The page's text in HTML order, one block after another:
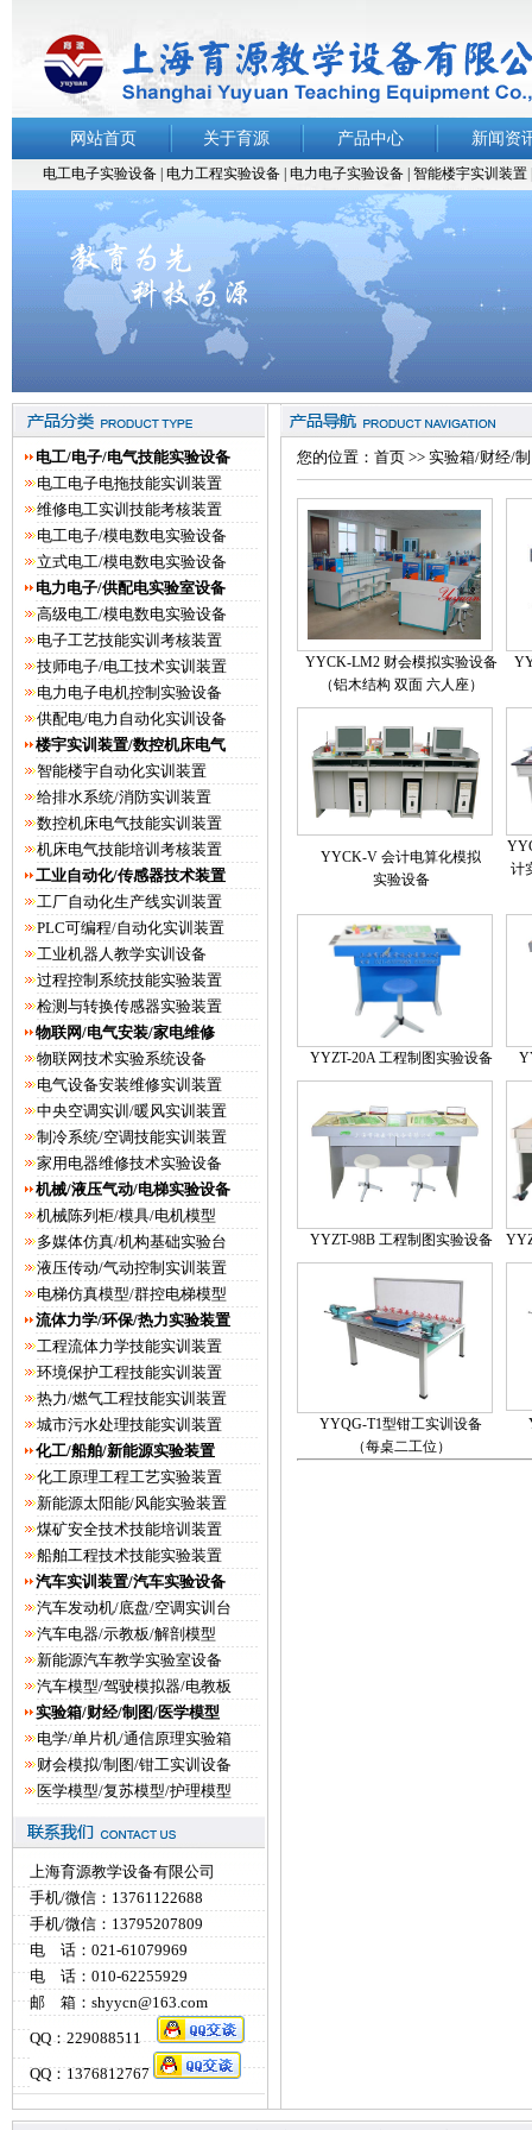
网站首页 关于育源 产品中心 新闻资
电工电子实验设备| 电力工程实验设备 电力电子实验设备 | 智能楼宇实训装置
电工/电子/电气技能实验设备
电工电子电拖技能实训装置
维修电工实训技能考核装置
电工电子/模电数电实验设备
立式电工/模电数电实验设备
电力电子/供配电实验室设备
高级电工/模电数电实验设备
电子工艺技能实训考核装置
技师电子/电工技术实训装置
电力电子电机控制实验设备
供配电/电力自动化实训设备
楼宇实训装置/数控机床电气
智能楼宇自动化实训装置
给排水系统/消防实训装置
数控机床电气技能实训装置
机床电气技能培训考核装置
工业自动化/传感器技术装置
工厂自动化生产线实训装置
PLC可编程/自动化实训装置
工业机器人教学实训设备
过程控制系统技能实验装置
检测与转换传感器实验装置
物联网/电气安装/家电维修
物联网技术实验系统设备
电气设备安装维修实训装置
中央空调实训/暖风实训装置
制冷系统/空调技能实训装置
家用电器维修技术实验设备
机械/液压气动/电梯实验设备
机械陈列柜/模具/电机模型
多媒体仿真/机构基础实验台
液压传动/气动控制实训装置
电梯仿真模型/群控电梯模型
流体力学/环保/热力实验装置
工程流体力学技能实训装置
环境保护工程技能实训装置
热力/燃气工程技能实训装置
城市污水处理技能实训装置
化工/船舶/新能源实验装置
化工原理工程工艺实验装置
新能源太阳能/风能实验装置
煤矿安全技术技能培训装置
船舶工程技术技能实验装置
汽车实训装置/汽车实验设备
汽车发动机/底盘/空调实训台
汽车电器/示教板/解剖模型
新能源汽车教学实验室设备
汽车模型/驾驶模拟器/电教板
实验箱/财经/制图/医学模型
电学/单片机/通信原理实验箱
财会模拟/制图/钳工实训设备
医学模型/复苏模型/护理模型
上海育源教学设备有限公司
手机/微信：13761122688
手机/微信：13795207809
电 话：021-61079969
电 话：010-62255929
邮 箱：shyycn@163.com
QQ：229088511
QQ：1376812767
您的位置： 首页>> 实验箱/财经/
YYCK-LM2 财会模拟实验设备
（铝木结构 双面 六人座）
YYCK-V 会计电算化模拟
实验设备
计
YYZT-20A 工程制图实验设备
YYZT-98B 工程制图实验设备
YYQG-T1型钳工实训设备
（每桌二工位）